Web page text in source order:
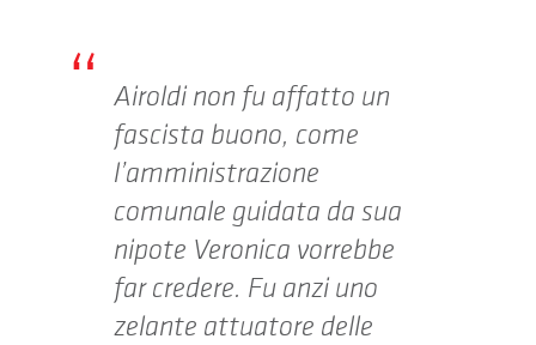
Airoldi non fu affatto un
fascista buono, come
l’amministrazione
comunale guidata da sua
nipote Veronica vorrebbe
far credere. Fu anzi uno
zelante attuatore delle